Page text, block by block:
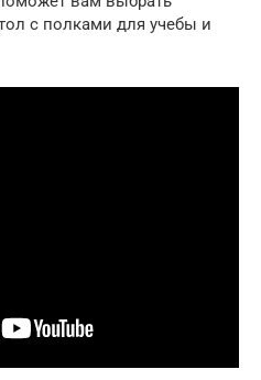
с полками для учебы и